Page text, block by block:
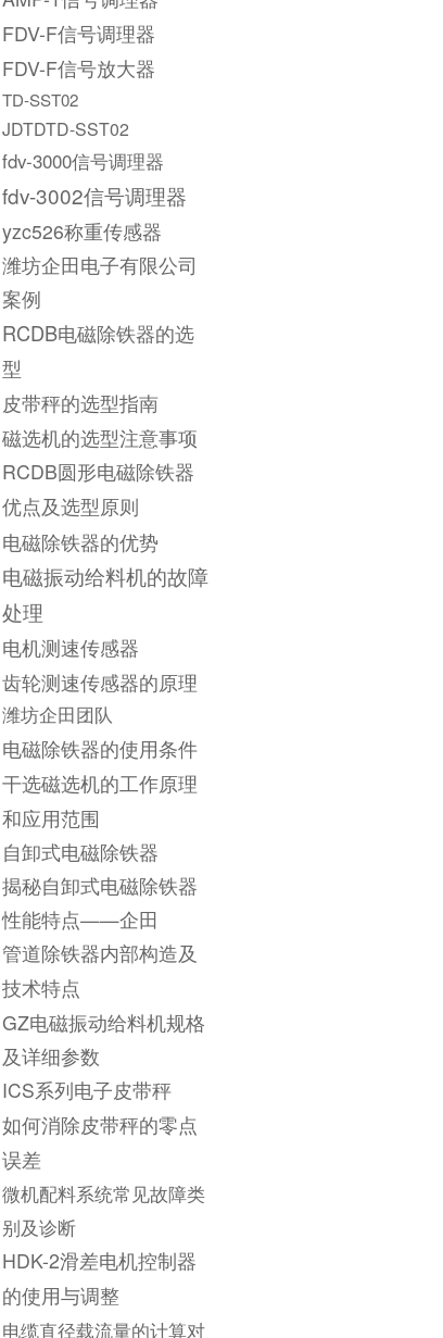
FDV-F信号调理器
FDV-F信号放大器
TD-SST02
JDTDTD-SST02
fdv-3000信号调理器
fdv-3002信号调理器
yzc526称重传感器
潍坊企田电子有限公司
案例
RCDB电磁除铁器的选
型
皮带秤的选型指南
磁选机的选型注意事项
RCDB圆形电磁除铁器
优点及选型原则
电磁除铁器的优势
电磁振动给料机的故障
处理
电机测速传感器
齿轮测速传感器的原理
潍坊企田团队
电磁除铁器的使用条件
干选磁选机的工作原理
和应用范围
自卸式电磁除铁器
揭秘自卸式电磁除铁器
性能特点——企田
管道除铁器内部构造及
技术特点
GZ电磁振动给料机规格
及详细参数
ICS系列电子皮带秤
如何消除皮带秤的零点
误差
微机配料系统常见故障类
别及诊断
HDK-2滑差电机控制器
的使用与调整
电缆直径载流量的计算对